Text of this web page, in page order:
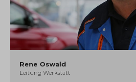
Rene Oswald
Leitung Werkstatt